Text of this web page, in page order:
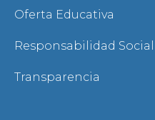
Oferta Educativa
Responsabilidad
Transparencia